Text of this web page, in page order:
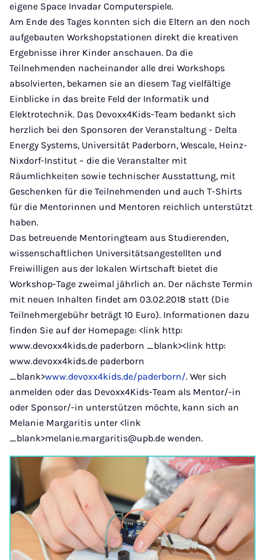
eigene Space Invadar Computerspiele.
Am Ende des Tages konnten sich die Eltern an den noch
aufgebauten Workshopstationen direkt die kreativen
Ergebnisse ihrer Kinder anschauen. Da die
Teilnehmenden nacheinander alle drei Workshops
absolvierten, bekamen sie an diesem Tag vielfältige
Einblicke in das breite Feld der Informatik und
Elektrotechnik. Das Devoxx4Kids-Team bedankt sich
herzlich bei den Sponsoren der Veranstaltung - Delta
Energy Systems, Universität Paderborn, Wescale, Heinz-
Nixdorf-Institut – die die Veranstalter mit
Räumlichkeiten sowie technischer Ausstattung, mit
Geschenken für die Teilnehmenden und auch T-Shirts
für die Mentorinnen und Mentoren reichlich unterstützt
haben.
Das betreuende Mentoringteam aus Studierenden,
wissenschaftlichen Universitätsangestellten und
Freiwilligen aus der lokalen Wirtschaft bietet die
Workshop-Tage zweimal jährlich an. Der nächste Termin
mit neuen Inhalten findet am 03.02.2018 statt (Die
Teilnehmergebühr beträgt 10 Euro). Informationen dazu
finden Sie auf der Homepage: <link http:
www.devoxx4kids.de paderborn _blank><link http:
www.devoxx4kids.de paderborn
_blank>www.devoxx4kids.de/paderborn/. Wer sich
anmelden oder das Devoxx4Kids-Team als Mentor/-in
oder Sponsor/-in unterstützen möchte, kann sich an
Melanie Margaritis unter <link
_blank>melanie.margaritis@upb.de wenden.